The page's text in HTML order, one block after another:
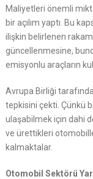
Maliyetleri önemli
bir açılım yaptı. Bu
ilişkin belirlenen
güncellenmesine,
emisyonlu araçların
Avrupa Birliği
tepkisini çekti. Çünkü
ulaşabilmek için dahi
ve ürettikleri
kalmaktalar.
Otomobil Sektörü